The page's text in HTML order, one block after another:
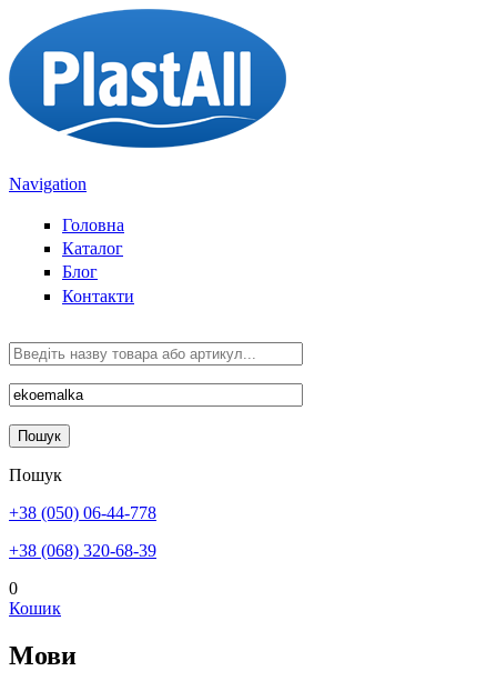
Перейти до основного вмісту
Navigation
Головна
Каталог
Блог
Контакти
Пошук
+38 (050) 06-44-778
+38 (068) 320-68-39
0
Кошик
Мови